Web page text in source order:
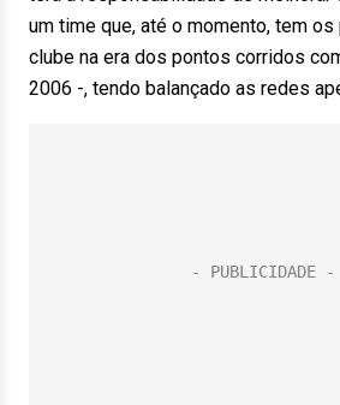
um time que, até o momento, tem
clube na era dos pontos corridos
2006 -, tendo balançado as redes